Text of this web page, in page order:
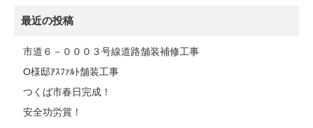
最近の投稿
市道６－０００３号線道路舗装補修工事
O様邸ｱｽﾌｧﾙﾄ舗装工事
つくば市春日完成！
安全功労賞！